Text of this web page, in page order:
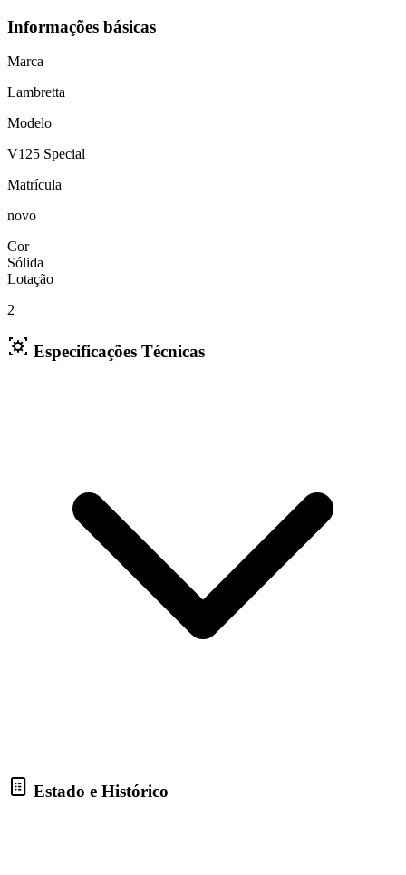
Informações básicas
Marca
Lambretta
Modelo
V125 Special
Matrícula
novo
Cor
Sólida
Lotação
2
Especificações Técnicas
Estado e Histórico